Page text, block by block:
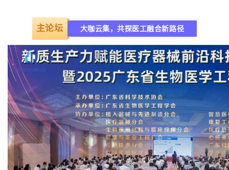
主论坛 大咖云集，共探医工融合新路径